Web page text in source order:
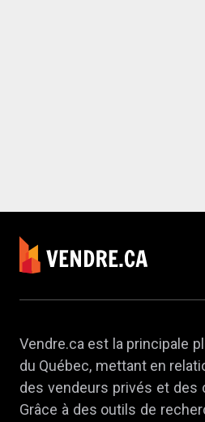
Vendre.ca est la principale
du Québec, mettant en
des vendeurs privés et des
Grâce à des outils de